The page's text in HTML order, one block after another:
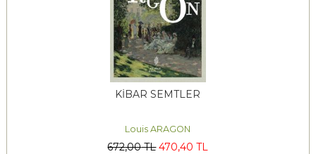
KİBAR SEMTLER
Louis ARAGON
672,00TL 470,40 TL